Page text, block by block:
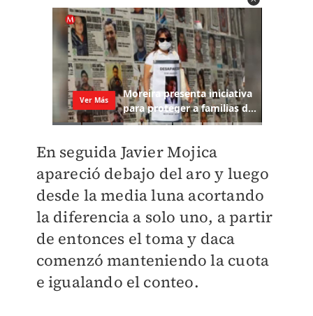
En seguida Javier Mojica
apareció debajo del aro y luego
desde la media luna acortando
la diferencia a solo uno, a partir
de entonces el toma y daca
comenzó manteniendo la cuota
e igualando el conteo.